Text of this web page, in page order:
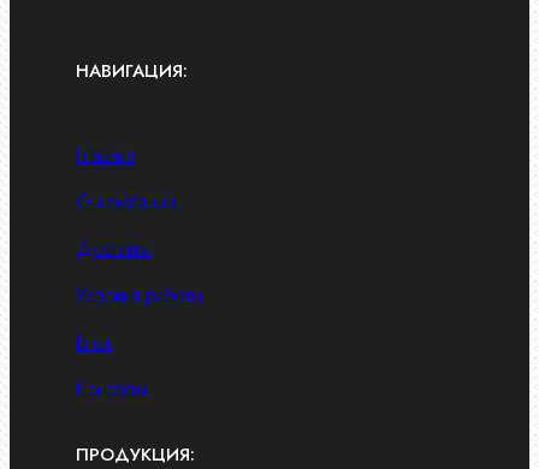
НАВИГАЦИЯ:
Главная
О компании
Доставка
Условия работы
Блог
Контакты
ПРОДУКЦИЯ: